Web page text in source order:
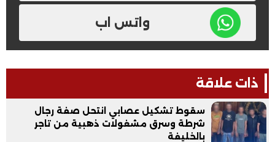
واتس اب
ذات علاقة
سقوط تشكيل عصابي انتحل صفة رجال
شرطة وسرق مشغولات ذهبية من تاجر
بالخليفة